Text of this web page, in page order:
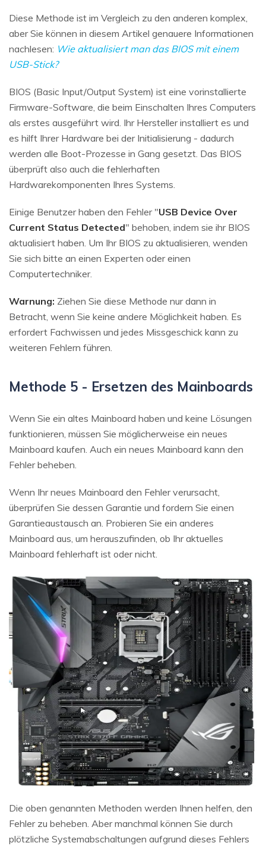
Diese Methode ist im Vergleich zu den anderen komplex,
aber Sie können in diesem Artikel genauere Informationen
nachlesen: Wie aktualisiert man das BIOS mit einem
USB-Stick?
BIOS (Basic Input/Output System) ist eine vorinstallierte
Firmware-Software, die beim Einschalten Ihres Computers
als erstes ausgeführt wird. Ihr Hersteller installiert es und
es hilft Ihrer Hardware bei der Initialisierung - dadurch
werden alle Boot-Prozesse in Gang gesetzt. Das BIOS
überprüft also auch die fehlerhaften
Hardwarekomponenten Ihres Systems.
Einige Benutzer haben den Fehler "USB Device Over
Current Status Detected" behoben, indem sie ihr BIOS
aktualisiert haben. Um Ihr BIOS zu aktualisieren, wenden
Sie sich bitte an einen Experten oder einen
Computertechniker.
Warnung: Ziehen Sie diese Methode nur dann in
Betracht, wenn Sie keine andere Möglichkeit haben. Es
erfordert Fachwissen und jedes Missgeschick kann zu
weiteren Fehlern führen.
Methode 5 - Ersetzen des Mainboards
Wenn Sie ein altes Mainboard haben und keine Lösungen
funktionieren, müssen Sie möglicherweise ein neues
Mainboard kaufen. Auch ein neues Mainboard kann den
Fehler beheben.
Wenn Ihr neues Mainboard den Fehler verursacht,
überprüfen Sie dessen Garantie und fordern Sie einen
Garantieaustausch an. Probieren Sie ein anderes
Mainboard aus, um herauszufinden, ob Ihr aktuelles
Mainboard fehlerhaft ist oder nicht.
Die oben genannten Methoden werden Ihnen helfen, den
Fehler zu beheben. Aber manchmal können Sie durch
plötzliche Systemabschaltungen aufgrund dieses Fehlers